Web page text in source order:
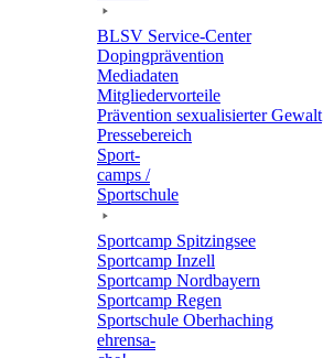
BLSV Service-Center
Doping­prä­ven­tion
Media­da­ten
Mitglie­der­vor­teile
Präven­tion sexua­li­sier­ter Gewalt
Pres­se­be­reich
Sport­
camps /
Sportschule
Sport­camp Spitzingsee
Sport­camp Inzell
Sport­camp Nordbayern
Sport­camp Regen
Sport­schule Oberhaching
ehren­sa­